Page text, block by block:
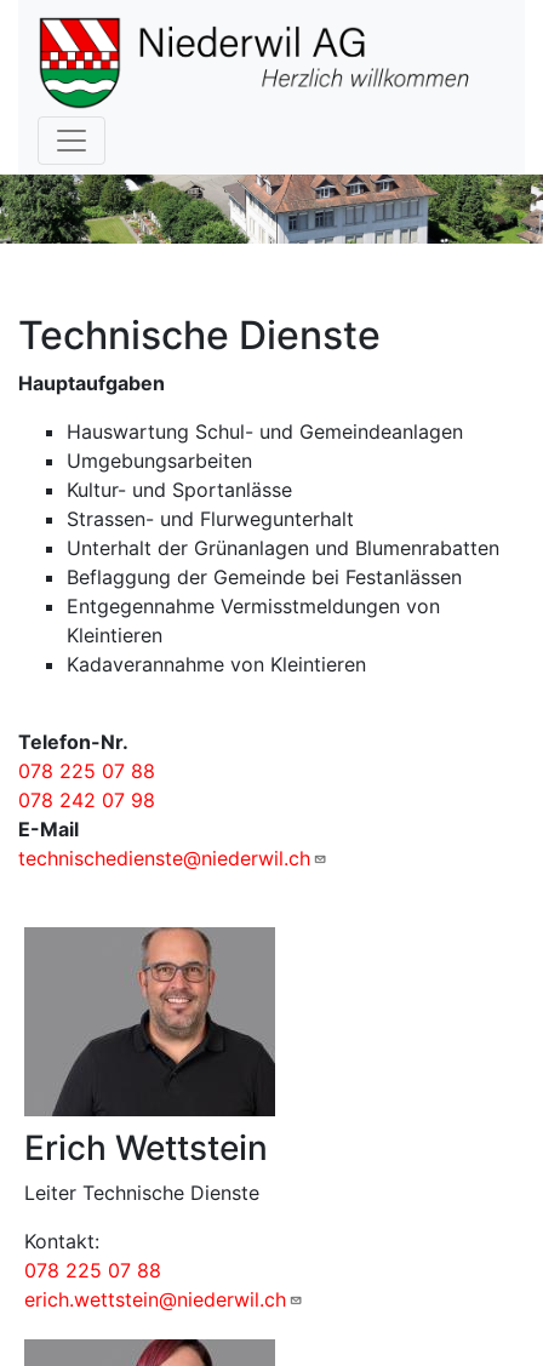
Hauptnavigation
Technische Dienste
Hauptaufgaben
Hauswartung Schul- und Gemeindeanlagen
Umgebungsarbeiten
Kultur- und Sportanlässe
Strassen- und Flurwegunterhalt
Unterhalt der Grünanlagen und Blumenrabatten
Beflaggung der Gemeinde bei Festanlässen
Entgegennahme Vermisstmeldungen von
Kleintieren
Kadaverannahme von Kleintieren
Telefon-Nr.
078 225 07 88
078 242 07 98
E-Mail
technischedienste@niederwil.ch
Erich Wettstein
Leiter Technische Dienste
Kontakt:
078 225 07 88
erich.wettstein@niederwil.ch